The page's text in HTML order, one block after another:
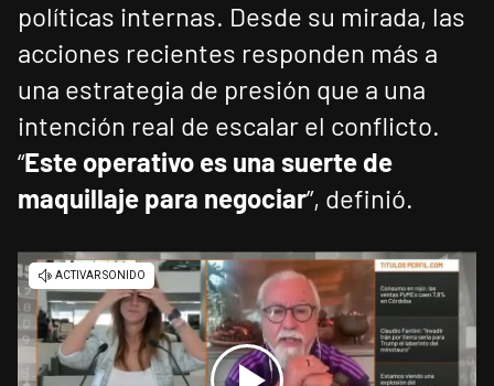
políticas internas. Desde su mirada, las
acciones recientes responden más a
una estrategia de presión que a una
intención real de escalar el conflicto.
“Este operativo es una suerte de
maquillaje para negociar”, definió.